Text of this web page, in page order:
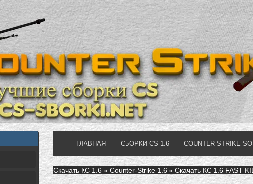
ГЛАВНАЯ СБОРКИ CS 1.6 COUNTER STRIKE
Скачать КС 1.6 » Counter-Strike 1.6 » Скачать КС 1.6 FAST